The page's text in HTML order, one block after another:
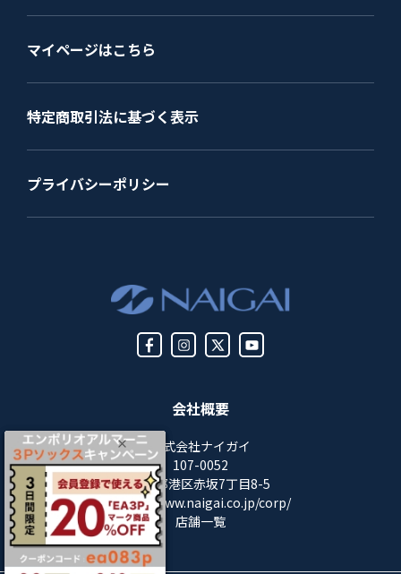
会社概要
株式会社ナイガイ
107-0052
東京都港区赤坂7丁目8-5
https://www.naigai.co.jp/corp/
店舗一覧
マイページはこちら
特定商取引法に基づく表示
プライバシーポリシー